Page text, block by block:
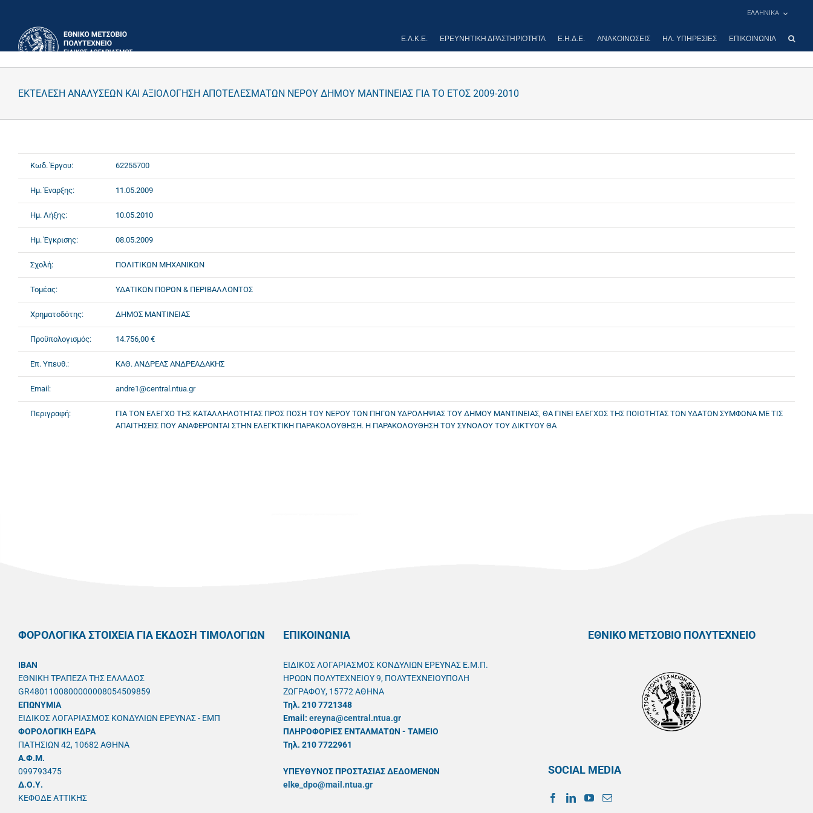
περιεχόμενο
ΕΛΛΗΝΙΚΑ
Ε.Λ.Κ.Ε. ΕΡΕΥΝΗΤΙΚΉ ΔΡΑΣΤΗΡΙΌΤΗΤΑ Ε.Η.Δ.Ε. ΑΝΑΚΟΙΝΏΣΕΙΣ ΗΛ. ΥΠΗΡΕΣΊΕΣ ΕΠΙΚΟΙΝΩΝΊΑ
ΕΚΤΕΛΕΣΗ ΑΝΑΛΥΣΕΩΝ ΚΑΙ ΑΞΙΟΛΟΓΗΣΗ ΑΠΟΤΕΛΕΣΜΑΤΩΝ ΝΕΡΟΥ ΔΗΜΟΥ ΜΑΝΤΙΝΕΙΑΣ ΓΙΑ ΤΟ ΕΤΟΣ 2009-2010
Κωδ. Έργου: 62255700
Ημ. Έναρξης: 11.05.2009
Ημ. Λήξης: 10.05.2010
Ημ. Έγκρισης: 08.05.2009
Σχολή: ΠΟΛΙΤΙΚΩΝ ΜΗΧΑΝΙΚΩΝ
Τομέας: ΥΔΑΤΙΚΩΝ ΠΟΡΩΝ & ΠΕΡΙΒΑΛΛΟΝΤΟΣ
Χρηματοδότης: ΔΗΜΟΣ ΜΑΝΤΙΝΕΙΑΣ
Προϋπολογισμός: 14.756,00 €
Επ. Υπευθ.: ΚΑΘ. ΑΝΔΡΕΑΣ ΑΝΔΡΕΑΔΑΚΗΣ
Email: andre1@central.ntua.gr
Περιγραφή:
ΓΙΑ ΤΟΝ ΕΛΕΓΧΟ ΤΗΣ ΚΑΤΑΛΛΗΛΟΤΗΤΑΣ ΠΡΟΣ ΠΟΣΗ ΤΟΥ ΝΕΡΟΥ ΤΩΝ ΠΗΓΩΝ ΥΔΡΟΛΗΨΙΑΣ ΤΟΥ ΔΗΜΟΥ ΜΑΝΤΙΝΕΙΑΣ, ΘΑ ΓΙΝΕΙ ΕΛΕΓΧΟΣ ΤΗΣ ΠΟΙΟΤΗΤΑΣ ΤΩΝ ΥΔΑΤΩΝ ΣΥΜΦΩΝΑ ΜΕ ΤΙΣ
ΑΠΑΙΤΗΣΕΙΣ ΠΟΥ ΑΝΑΦΕΡΟΝΤΑΙ ΣΤΗΝ ΕΛΕΓΚΤΙΚΗ ΠΑΡΑΚΟΛΟΥΘΗΣΗ. Η ΠΑΡΑΚΟΛΟΥΘΗΣΗ ΤΟΥ ΣΥΝΟΛΟΥ ΤΟΥ ΔΙΚΤΥΟΥ ΘΑ
ΦΟΡΟΛΟΓΙΚΑ ΣΤΟΙΧΕΙΑ ΓΙΑ ΕΚΔΟΣΗ ΤΙΜΟΛΟΓΙΩΝ
IBAN
ΕΘΝΙΚΗ ΤΡΑΠΕΖΑ ΤΗΣ ΕΛΛΑΔΟΣ
GR4801100800000008054509859
ΕΠΩΝΥΜΙΑ
ΕΙΔΙΚΟΣ ΛΟΓΑΡΙΑΣΜΟΣ ΚΟΝΔΥΛΙΩΝ ΕΡΕΥΝΑΣ - ΕΜΠ
ΦΟΡΟΛΟΓΙΚΗ ΕΔΡΑ
ΠΑΤΗΣΙΩΝ 42, 10682 ΑΘΗΝΑ
A.Φ.Μ.
099793475
Δ.Ο.Υ.
ΚΕΦΟΔΕ ΑΤΤΙΚΗΣ
ΕΠΙΚΟΙΝΩΝΙΑ
ΕΙΔΙΚΟΣ ΛΟΓΑΡΙΑΣΜΟΣ ΚΟΝΔΥΛΙΩΝ ΕΡΕΥΝΑΣ Ε.Μ.Π.
ΗΡΩΩΝ ΠΟΛΥΤΕΧΝΕΙΟΥ 9, ΠΟΛΥΤΕΧΝΕΙΟΥΠΟΛΗ
ΖΩΓΡΑΦΟΥ, 15772 ΑΘΗΝΑ
Τηλ. 210 7721348
Email: ereyna@central.ntua.gr
ΠΛΗΡΟΦΟΡΙΕΣ ΕΝΤΑΛΜΑΤΩΝ - ΤΑΜΕΙΟ
Τηλ. 210 7722961
ΥΠΕΥΘYΝΟΣ ΠΡΟΣΤΑΣΙΑΣ ΔΕΔΟΜΕΝΩΝ
elke_dpo@mail.ntua.gr
ΕΘΝΙΚΟ ΜΕΤΣΟΒΙΟ ΠΟΛΥΤΕΧΝΕΙΟ
SOCIAL MEDIA